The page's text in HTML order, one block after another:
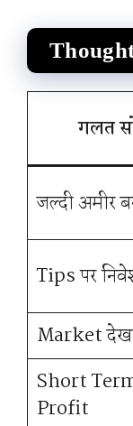
गलत
जल्दी अमीर
Tips पर
Market
Short
Profit